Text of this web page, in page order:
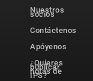
Nuestros
socios
Contáctenos
Apóyenos
¿Quieres
publicar
notas de
IPS?